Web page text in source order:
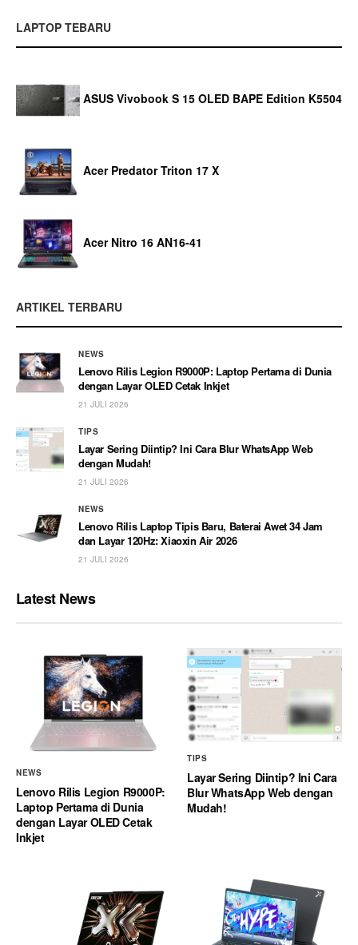
LAPTOP TEBARU
ASUS Vivobook S 15 OLED BAPE Edition K5504
Acer Predator Triton 17 X
Acer Nitro 16 AN16-41
ARTIKEL TERBARU
NEWS
Lenovo Rilis Legion R9000P: Laptop Pertama di Dunia
dengan Layar OLED Cetak Inkjet
21 JULI 2026
TIPS
Layar Sering Diintip? Ini Cara Blur WhatsApp Web
dengan Mudah!
21 JULI 2026
NEWS
Lenovo Rilis Laptop Tipis Baru, Baterai Awet 34 Jam
dan Layar 120Hz: Xiaoxin Air 2026
21 JULI 2026
Latest News
NEWS
Lenovo Rilis Legion R9000P:
Laptop Pertama di Dunia
dengan Layar OLED Cetak
Inkjet
TIPS
Layar Sering Diintip? Ini Cara
Blur WhatsApp Web dengan
Mudah!